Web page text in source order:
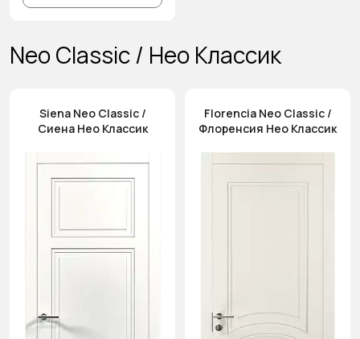
Neo Classic / Нео Классик
Siena Neo Classic /
Сиена Нео Классик
Florencia Neo Classic /
Флоренсия Нео Классик